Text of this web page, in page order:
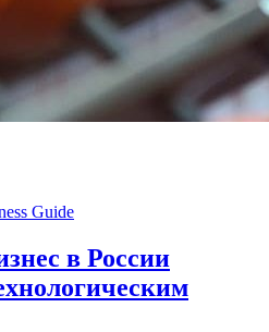
Guide
в России